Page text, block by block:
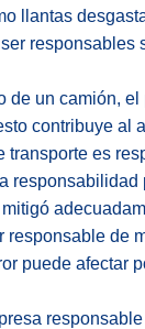
llantas
responsables
un camión,
contribuye al
transporte es
responsable de
puede afectar